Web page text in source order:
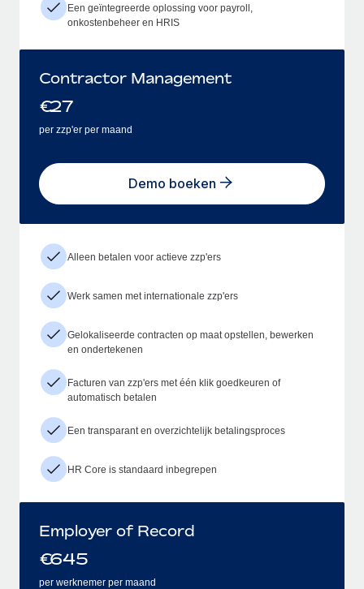
Een geïntegreerde oplossing voor payroll,
onkostenbeheer en HRIS
Contractor Management
€27
per zzp'er per maand
Demo boeken
Alleen betalen voor actieve zzp'ers
Werk samen met internationale zzp'ers
Gelokaliseerde contracten op maat opstellen, bewerken
en ondertekenen
Facturen van zzp'ers met één klik goedkeuren of
automatisch betalen
Een transparant en overzichtelijk betalingsproces
HR Core is standaard inbegrepen
Employer of Record
€645
per werknemer per maand